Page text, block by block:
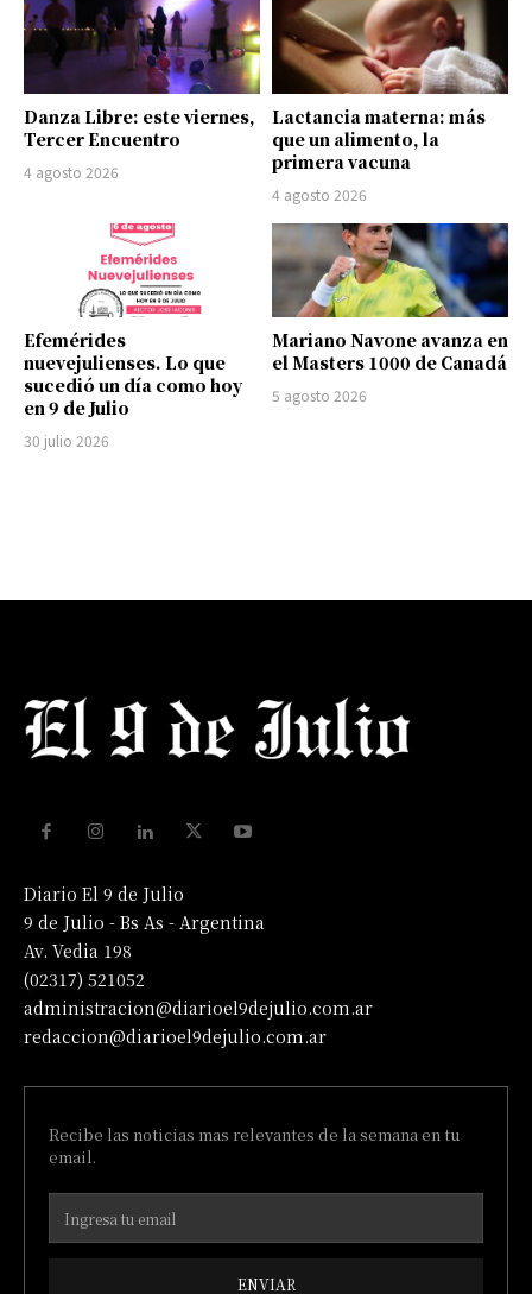
Danza Libre: este viernes,
Tercer Encuentro
4 agosto 2026
Lactancia materna: más
que un alimento, la
primera vacuna
4 agosto 2026
Efemérides
nuevejulienses. Lo que
sucedió un día como hoy
en 9 de Julio
30 julio 2026
Mariano Navone avanza en
el Masters 1000 de Canadá
5 agosto 2026
Diario El 9 de Julio
9 de Julio - Bs As - Argentina
Av. Vedia 198
(02317) 521052
administracion@diarioel9dejulio.com.ar
redaccion@diarioel9dejulio.com.ar
Recibe las noticias mas relevantes de la semana en tu
email.
ENVIAR